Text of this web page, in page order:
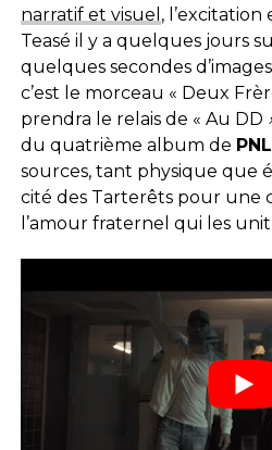
narratif et visuel ,
Teasé il y a quelques jours
quelques secondes
c’est le morceau « Deux
prendra le relais de « Au DD
du quatrième album de PNL
sources, tant physique que
cité des Tarterêts pour une
l’amour fraternel qui les